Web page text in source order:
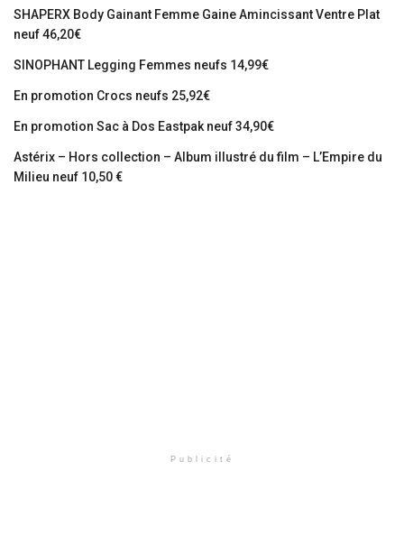
SHAPERX Body Gainant Femme Gaine Amincissant Ventre Plat
neuf 46,20€
SINOPHANT Legging Femmes neufs 14,99€
En promotion Crocs neufs 25,92€
En promotion Sac à Dos Eastpak neuf 34,90€
Astérix – Hors collection – Album illustré du film – L’Empire du
Milieu neuf 10,50 €
Publicité